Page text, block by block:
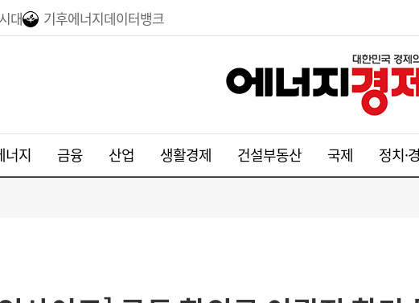
대 기후에너지데이터뱅크
너지 금융 산업 생활경제 건설부동산 국제 정치·